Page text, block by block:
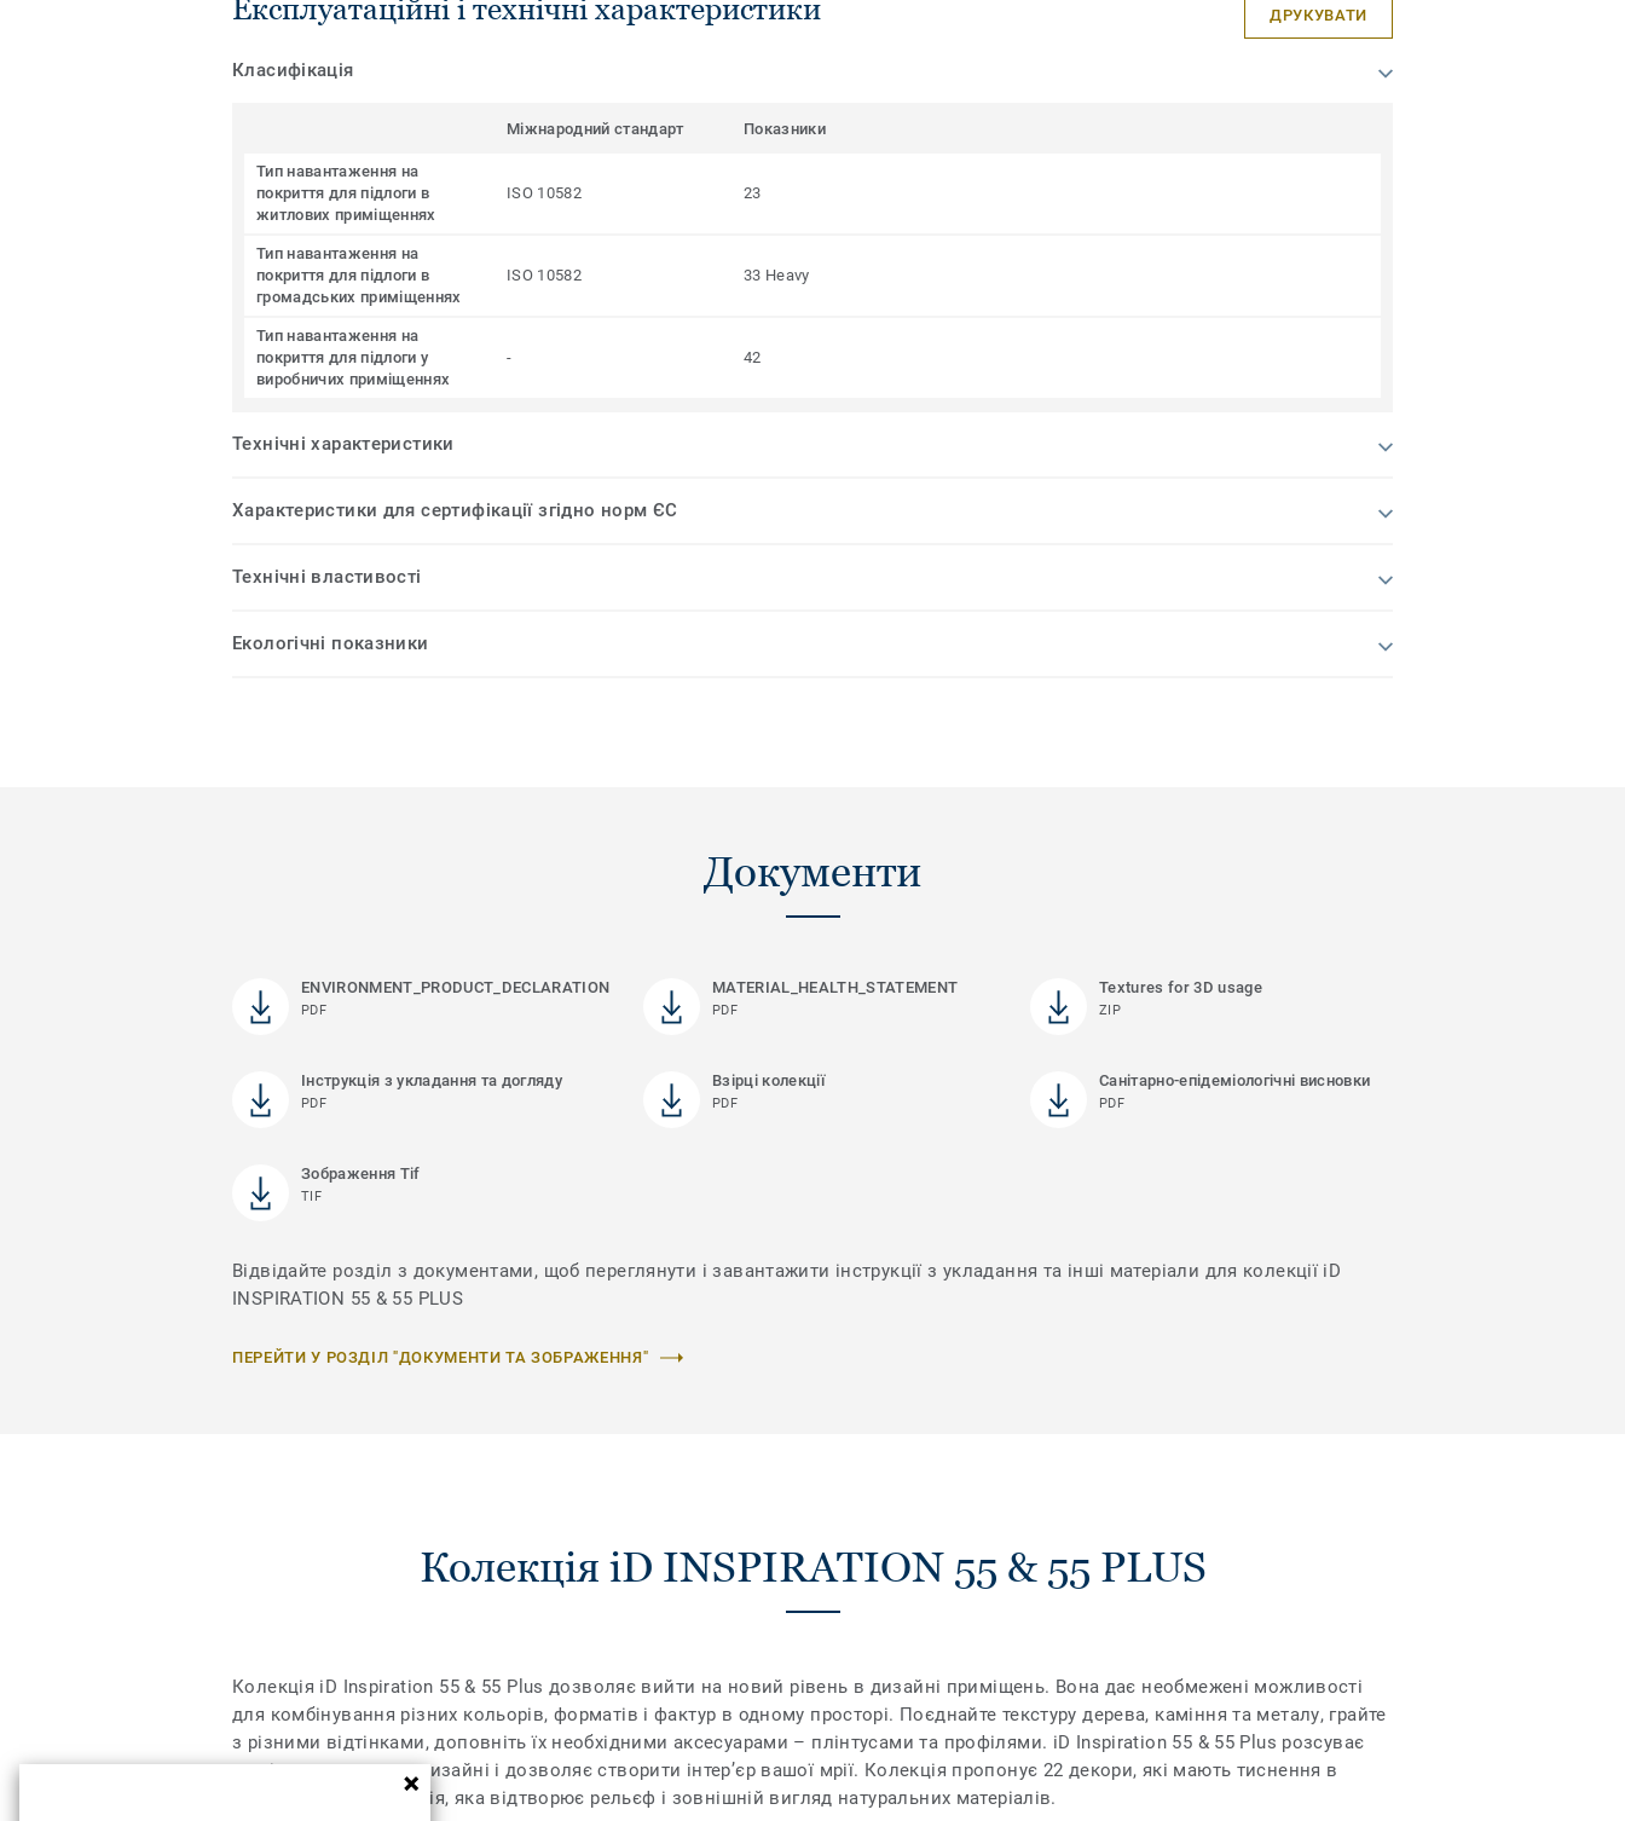
Експлуатаційні і технічні характеристики ДРУКУВАТИ
Класифікація
Міжнародний стандарт Показники
Тип навантаження на
покриття для підлоги в
житлових приміщеннях
ISO 10582 23
Тип навантаження на
покриття для підлоги в
громадських приміщеннях
ISO 10582 33 Heavy
Тип навантаження на
покриття для підлоги у
виробничих приміщеннях
- 42
Технічні характеристики
Характеристики для сертифікації згідно норм ЄС
Технічні властивості
Екологічні показники
Документи
ENVIRONMENT_PRODUCT_DECLARATION
PDF
MATERIAL_HEALTH_STATEMENT
PDF
Textures for 3D usage
ZIP
Інструкція з укладання та догляду
PDF
Взірці колекції
PDF
Санітарно-епідеміологічні висновки
PDF
Зображення Tif
TIF
Відвідайте розділ з документами, щоб переглянути і завантажити інструкції з укладання та інші матеріали для колекції iD
INSPIRATION 55 & 55 PLUS
ПЕРЕЙТИ У РОЗДІЛ "ДОКУМЕНТИ ТА ЗОБРАЖЕННЯ"
Колекція iD INSPIRATION 55 & 55 PLUS
Колекція iD Inspiration 55 & 55 Plus дозволяє вийти на новий рівень в дизайні приміщень. Вона дає необмежені можливості
для комбінування різних кольорів, форматів і фактур в одному просторі. Поєднайте текстуру дерева, каміння та металу, грайте
з різними відтінками, доповніть їх необхідними аксесуарами – плінтусами та профілями. iD Inspiration 55 & 55 Plus розсуває
межі дозволеного у дизайні і дозволяє створити інтер’єр вашої мрії. Колекція пропонує 22 декори, які мають тиснення в
регістрі – це технологія, яка відтворює рельєф і зовнішній вигляд натуральних матеріалів.